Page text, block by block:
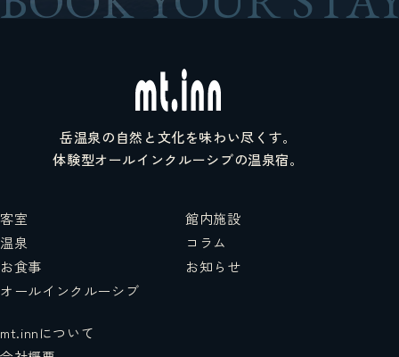
岳温泉の自然と文化を味わい尽くす。
体験型オールインクルーシブの温泉宿。
客室
温泉
お食事
オールインクルーシブ
館内施設
コラム
お知らせ
mt.innについて